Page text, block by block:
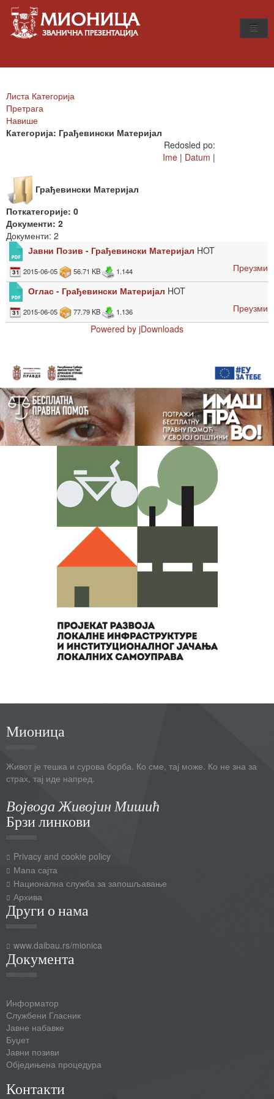
Листа Категорија
Претрага
Навише
Категорија: Грађевински Материјал
Redosled po:
Ime | Datum |
Грађевински Материјал
Поткатегорије: 0
Документи: 2
Документи: 2
Јавни Позив - Грађевински Материјал HOT
2015-06-05 56.71 KB 1.144
Преузми
Оглас - Грађевински Материјал HOT
2015-06-05 77.79 KB 1.136
Преузми
Powered by jDownloads
Мионица
Живот је тешка и сурова борба. Ко сме, тај може. Ко не зна за
страх, тај иде напред.
Војвода Живојин Мишић
Брзи линкови
Privacy and cookie policy
Мапа сајта
Национална служба за запошљавање
Архива
Други о нама
www.daibau.rs/mionica
Документа
Информатор
Службени Гласник
Јавне набавке
Буџет
Јавни позиви
Обједињена процедура
Контакти